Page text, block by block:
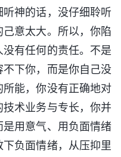
神的话，没仔细聆听
意太大。所以，你陷
有任何的责任。不是
下你，而是你自己没
能，你没有正确地对
术业务与专长，你并
用意气、用负面情绪
负面情绪，从压抑里